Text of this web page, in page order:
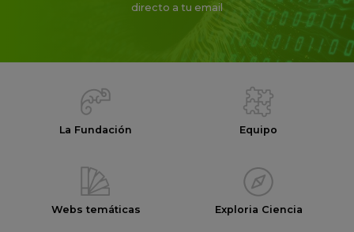
directo a tu email
La Fundación Equipo
Webs temáticas Exploria Ciencia